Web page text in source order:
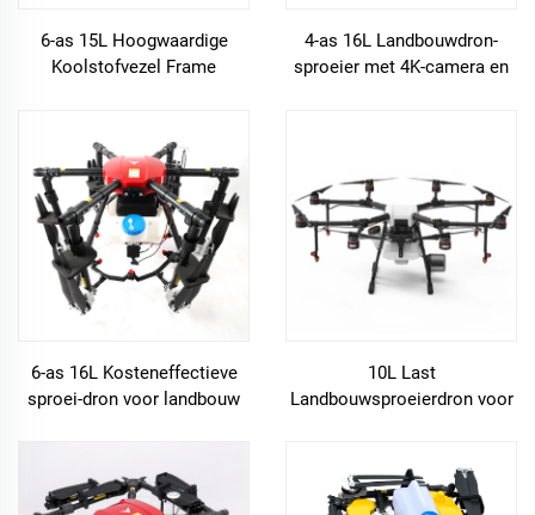
6-as 15L Hoogwaardige
Koolstofvezel Frame
4-as 16L Landbouwdron-
sproeier met 4K-camera en
6-as 16L Kosteneffectieve
sproei-dron voor landbouw
10L Last
Landbouwsproeierdron voor